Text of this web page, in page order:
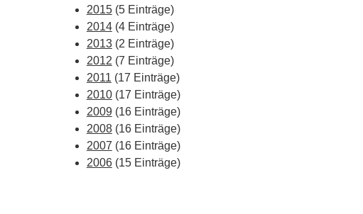
2015(5 Einträge)
2014(4 Einträge)
2013(2 Einträge)
2012 (7 Einträge)
2011 (17 Einträge)
2010(17 Einträge)
2009(16 Einträge)
2008(16 Einträge)
2007 (16 Einträge)
2006(15 Einträge)